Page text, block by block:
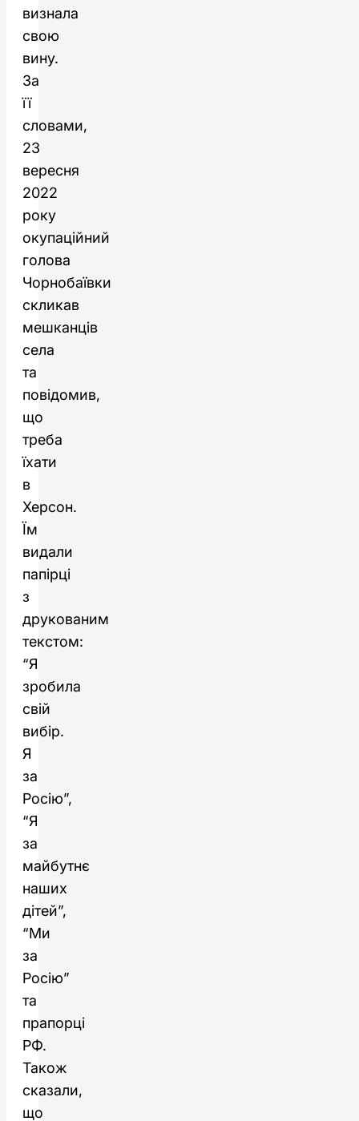
визнала
свою
вину.
За
її
словами,
23
вересня
2022
року
окупаційний
голова
Чорнобаївки
скликав
мешканців
села
та
повідомив,
що
треба
їхати
в
Херсон.
Їм
видали
папірці
з
друкованим
текстом:
“Я
зробила
свій
вибір.
Я
за
Росію”,
“Я
за
майбутнє
наших
дітей”,
“Ми
за
Росію”
та
прапорці
РФ.
Також
сказали,
що